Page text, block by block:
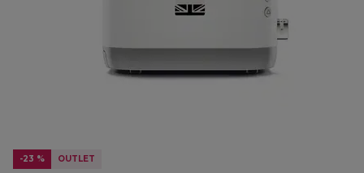
-23 % OUTLET